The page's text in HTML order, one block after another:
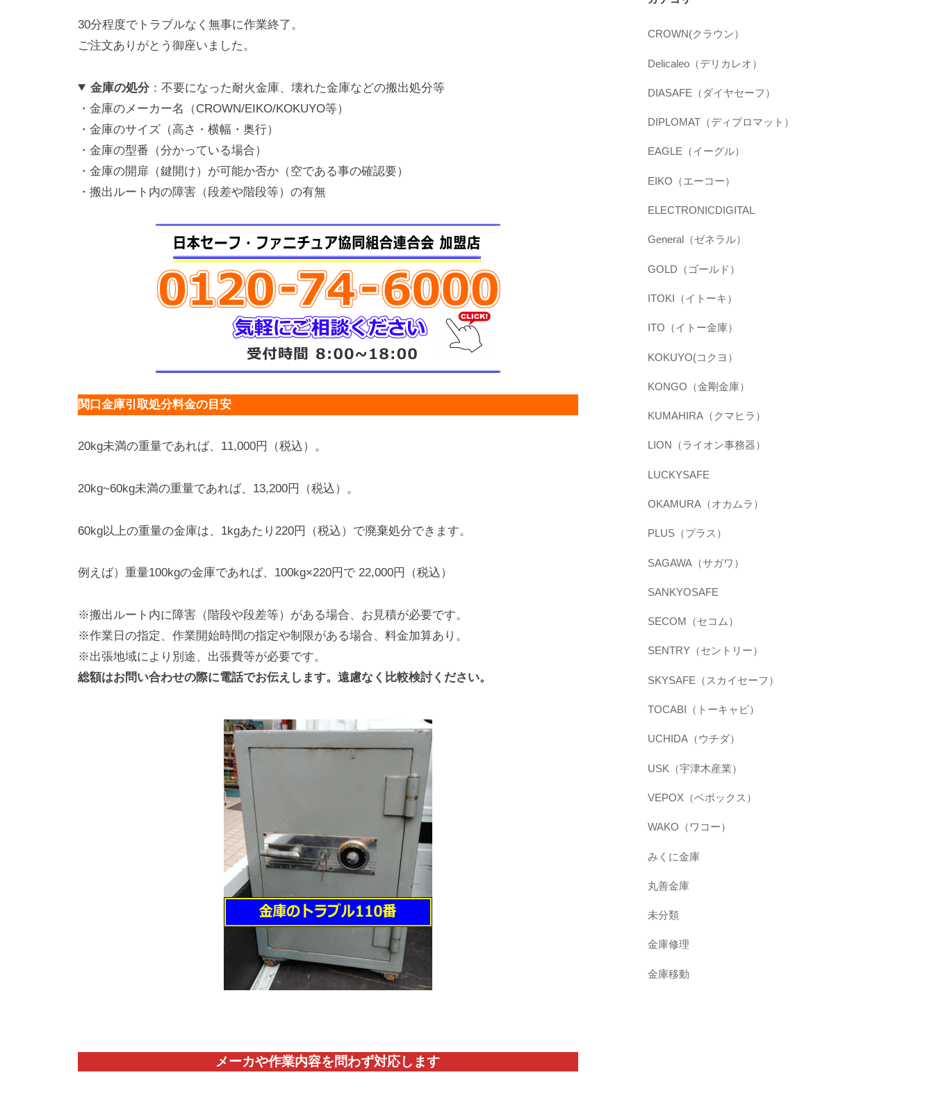
30分程度でトラブルなく無事に作業終了。
ご注文ありがとう御座いました。
金庫の処分 ：不要になった耐火金庫、壊れた金庫などの搬出処分等
・金庫のメーカー名（CROWN/EIKO/KOKUYO等）
・金庫のサイズ（高さ・横幅・奥行）
・金庫の型番（分かっている場合）
・金庫の開扉（鍵開け）が可能か否か（空である事の確認要）
・搬出ルート内の障害（段差や階段等）の有無
関口金庫引取処分料金の目安
20kg未満の重量であれば、11,000円（税込）。
20kg~60kg未満の重量であれば、13,200円（税込）。
60kg以上の重量の金庫は、1kgあたり220円（税込）で廃棄処分できます。
例えば）重量100kgの金庫であれば、100kg×220円で 22,000円（税込）
※搬出ルート内に障害（階段や段差等）がある場合、お見積が必要です。
※作業日の指定、作業開始時間の指定や制限がある場合、料金加算あり。
※出張地域により別途、出張費等が必要です。
総額はお問い合わせの際に電話でお伝えします。遠慮なく比較検討ください。
メーカや作業内容を問わず対応します
CROWN(クラウン）
Delicaleo（デリカレオ）
DIASAFE（ダイヤセーフ）
DIPLOMAT（ディプロマット）
EAGLE（イーグル）
EIKO（エーコー）
ELECTRONICDIGITAL
General（ゼネラル）
GOLD（ゴールド）
ITOKI（イトーキ）
ITO（イトー金庫）
KOKUYO(コクヨ）
KONGO（金剛金庫）
KUMAHIRA（クマヒラ）
LION（ライオン事務器）
LUCKYSAFE
OKAMURA（オカムラ）
PLUS（プラス）
SAGAWA（サガワ）
SANKYOSAFE
SECOM（セコム）
SENTRY（セントリー）
SKYSAFE（スカイセーフ）
TOCABI（トーキャビ）
UCHIDA（ウチダ）
USK（宇津木産業）
VEPOX（ベポックス）
WAKO（ワコー）
みくに金庫
丸善金庫
未分類
金庫修理
金庫移動